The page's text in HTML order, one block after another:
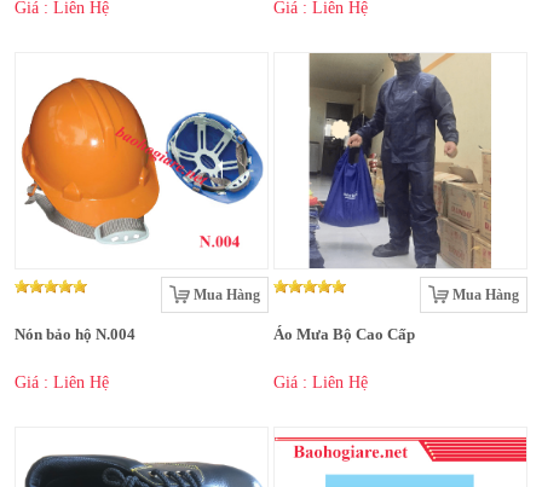
Giá : Liên Hệ Giá : Liên Hệ
Mua Hàng
Nón bảo hộ N.004
Giá : Liên Hệ
Mua Hàng
Áo Mưa Bộ Cao Cấp
Giá : Liên Hệ